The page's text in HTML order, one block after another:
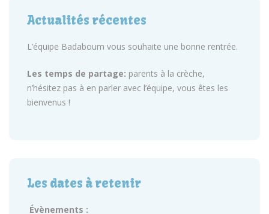
Actualités récentes
L’équipe Badaboum vous souhaite une bonne rentrée.
Les temps de partage: parents à la crèche,
n’hésitez pas à en parler avec l’équipe, vous êtes les
bienvenus !
Les dates à retenir
Évènements :